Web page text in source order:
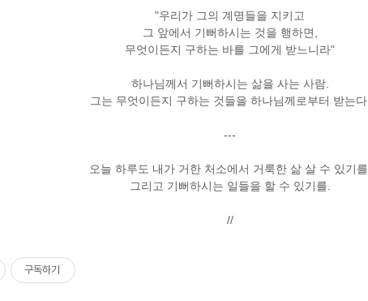
"우리가 그의 계명들을 지키고
그 앞에서 기뻐하시는 것을 행하면,
무엇이든지 구하는 바를 그에게 받느니라"
하나님께서 기뻐하시는 삶을 사는 사람.
그는 무엇이든지 구하는 것들을 하나님께로부터 받는다.
---
오늘 하루도 내가 거한 처소에서 거룩한 삶 살 수 있기를.
그리고 기뻐하시는 일들을 할 수 있기를.
//
구독하기